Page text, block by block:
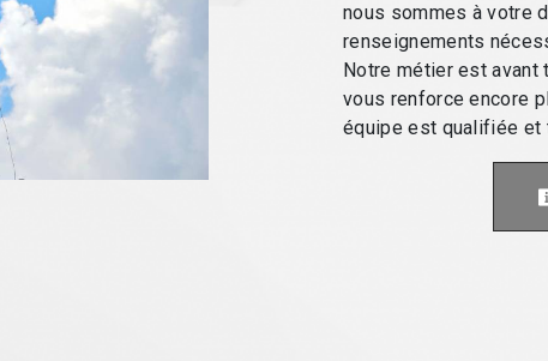
nous sommes à votre
renseignements
Notre métier est avant
vous renforce encore
équipe est qualifiée et